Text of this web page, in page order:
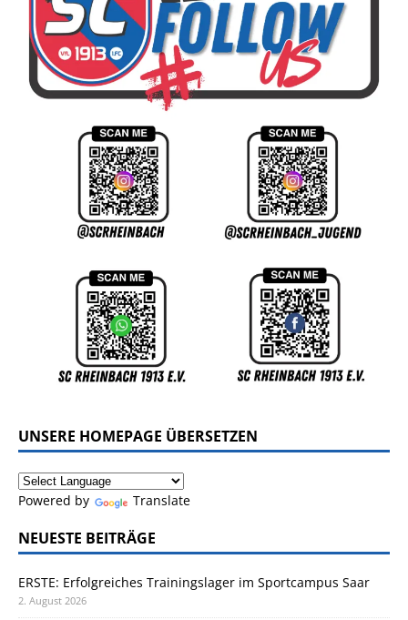
UNSERE HOMEPAGE ÜBERSETZEN
Powered by Translate
NEUESTE BEITRÄGE
ERSTE: Erfolgreiches Trainingslager im Sportcampus Saar
2. August 2026